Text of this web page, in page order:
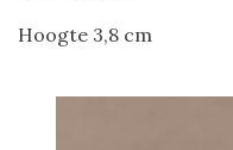
Hoogte 3,8 cm